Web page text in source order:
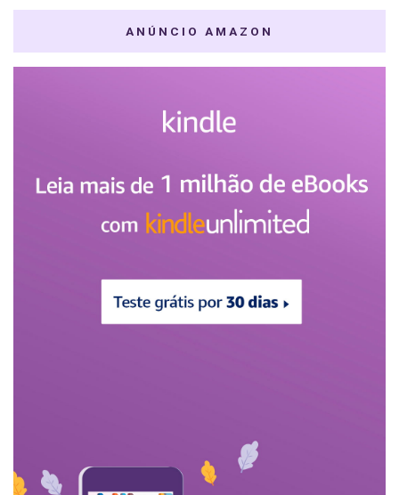
ANÚNCIO AMAZON